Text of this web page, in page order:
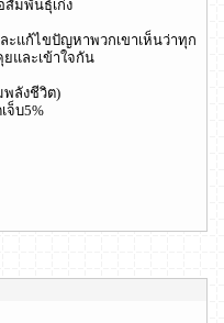
สัมพันธุ์เก่ง
ะแก้ไขปัญหาพวกเขาเห็นว่าทุก
และเข้าใจกัน
พลังชีวิต)
จ็บ5%